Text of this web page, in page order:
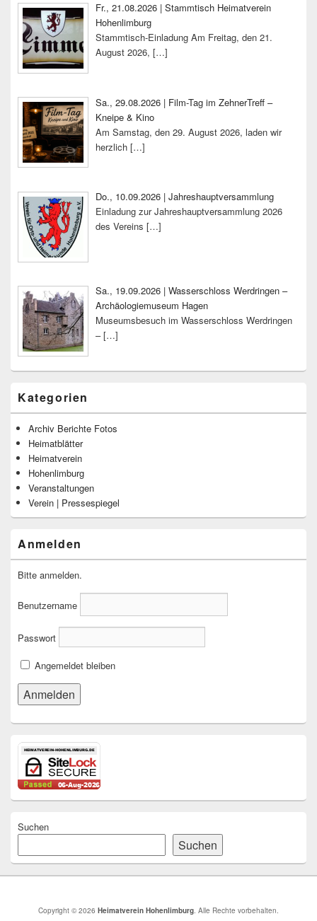
Fr., 21.08.2026 | Stammtisch Heimatverein
Hohenlimburg
Stammtisch-Einladung Am Freitag, den 21.
August 2026, […]
Sa., 29.08.2026 | Film-Tag im ZehnerTreff –
Kneipe & Kino
Am Samstag, den 29. August 2026, laden wir
herzlich […]
Do., 10.09.2026 | Jahreshauptversammlung
Einladung zur Jahreshauptversammlung 2026
des Vereins […]
Sa., 19.09.2026 | Wasserschloss Werdringen –
Archäologiemuseum Hagen
Museumsbesuch im Wasserschloss Werdringen
–[…]
Kategorien
Archiv Berichte Fotos
Heimatblätter
Heimatverein
Hohenlimburg
Veranstaltungen
Verein | Pressespiegel
Anmelden
Bitte anmelden.
Benutzername
Passwort
Angemeldet bleiben
Suchen
Suchen
Copyright © 2026 Heimatverein Hohenlimburg . Alle Rechte vorbehalten.